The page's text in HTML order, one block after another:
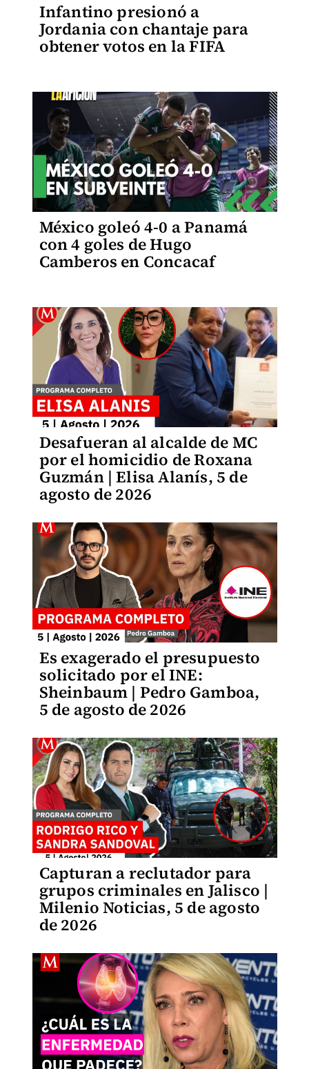
Infantino presionó a
Jordania con chantaje para
obtener votos en la FIFA
México goleó 4-0 a Panamá
con 4 goles de Hugo
Camberos en Concacaf
Desafueran al alcalde de MC
por el homicidio de Roxana
Guzmán | Elisa Alanís, 5 de
agosto de 2026
Es exagerado el presupuesto
solicitado por el INE:
Sheinbaum | Pedro Gamboa,
5 de agosto de 2026
Capturan a reclutador para
grupos criminales en Jalisco |
Milenio Noticias, 5 de agosto
de 2026